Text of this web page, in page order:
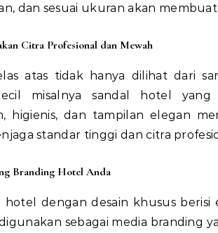
dan sesuai ukuran akan
Citra Profesional dan Mewah
atas tidak hanya dilihat dari
misalnya sandal hotel yang
higienis, dan tampilan elegan
standar tinggi dan citra
Branding Hotel Anda
hotel dengan desain khusus berisi
sebagai media branding